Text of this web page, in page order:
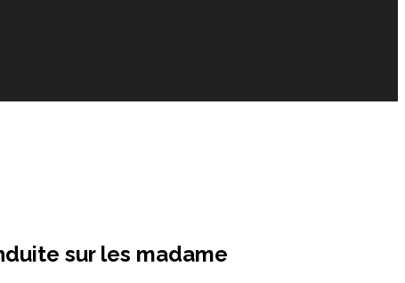
sur les madame